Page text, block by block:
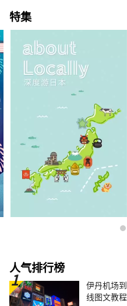
厦，大阪市北
邮箱：
06-6136-8803
特集
人气排行榜
伊丹机场
线图文教程